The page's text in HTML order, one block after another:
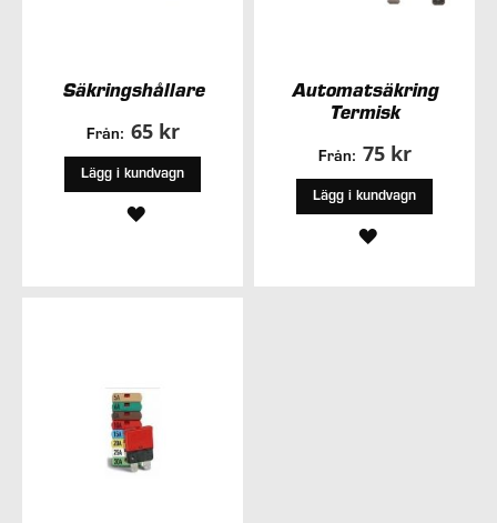
Säkringshållare
Från: 65 kr
Lägg i kundvagn
LÄGG
Automatsäkring
Termisk
Från: 75 kr
Lägg i kundvagn
LÄGG